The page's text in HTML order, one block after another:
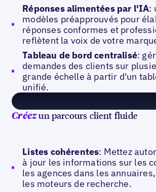
Réponses alimentées par l'IA:
modèles préapprouvés pour
réponses conformes et
reflètent la voix de votre
Tableau de bord centralisé:
demandes des clients sur
grande échelle à partir d'un
unifié.
Créezun parcours client fluide
Listes cohérentes: Mettez
à jour les informations sur les
les agences dans les
les moteurs de recherche.